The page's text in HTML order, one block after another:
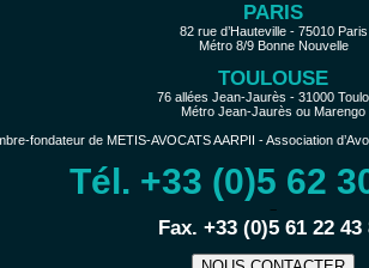
PARIS
82 rue d’Hauteville - 75010 Paris
Métro 8/9 Bonne Nouvelle
TOULOUSE
76 allées Jean-Jaurès - 31000
Métro Jean-Jaurès ou Marengo
fondateur de METIS-AVOCATS AARPII - Association
Tél. +33 (0)5 62
−
Fax. +33 (0)5 61 22 43